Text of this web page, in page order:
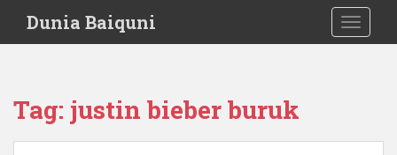
i
Dunia Baiquni
Tag: justin bieber buruk